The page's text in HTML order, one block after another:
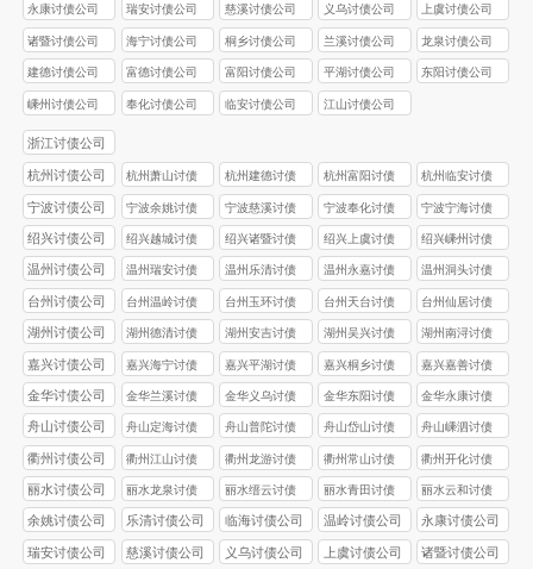
永康讨债公司 瑞安讨债公司 慈溪讨债公司 义乌讨债公司 上虞讨债公司
诸暨讨债公司 海宁讨债公司 桐乡讨债公司 兰溪讨债公司 龙泉讨债公司
建德讨债公司 富德讨债公司 富阳讨债公司 平湖讨债公司 东阳讨债公司
嵊州讨债公司 奉化讨债公司 临安讨债公司 江山讨债公司
浙江讨债公司
杭州讨债公司
杭州萧山讨债
公司
杭州建德讨债
公司
杭州富阳讨债
公司
杭州临安讨债
公司
宁波讨债公司
宁波余姚讨债
公司
宁波慈溪讨债
公司
宁波奉化讨债
公司
宁波宁海讨债
公司
绍兴讨债公司
绍兴越城讨债
公司
绍兴诸暨讨债
公司
绍兴上虞讨债
公司
绍兴嵊州讨债
公司
温州讨债公司
温州瑞安讨债
公司
温州乐清讨债
公司
温州永嘉讨债
公司
温州洞头讨债
公司
台州讨债公司
台州温岭讨债
公司
台州玉环讨债
公司
台州天台讨债
公司
台州仙居讨债
公司
湖州讨债公司
湖州德清讨债
公司
湖州安吉讨债
公司
湖州吴兴讨债
公司
湖州南浔讨债
公司
嘉兴讨债公司
嘉兴海宁讨债
公司
嘉兴平湖讨债
公司
嘉兴桐乡讨债
公司
嘉兴嘉善讨债
公司
金华讨债公司
金华兰溪讨债
公司
金华义乌讨债
公司
金华东阳讨债
公司
金华永康讨债
公司
舟山讨债公司
舟山定海讨债
公司
舟山普陀讨债
公司
舟山岱山讨债
公司
舟山嵊泗讨债
公司
衢州讨债公司
衢州江山讨债
公司
衢州龙游讨债
公司
衢州常山讨债
公司
衢州开化讨债
公司
丽水讨债公司
丽水龙泉讨债
公司
丽水缙云讨债
公司
丽水青田讨债
公司
丽水云和讨债
公司
余姚讨债公司 乐清讨债公司 临海讨债公司 温岭讨债公司 永康讨债公司
瑞安讨债公司 慈溪讨债公司 义乌讨债公司 上虞讨债公司 诸暨讨债公司